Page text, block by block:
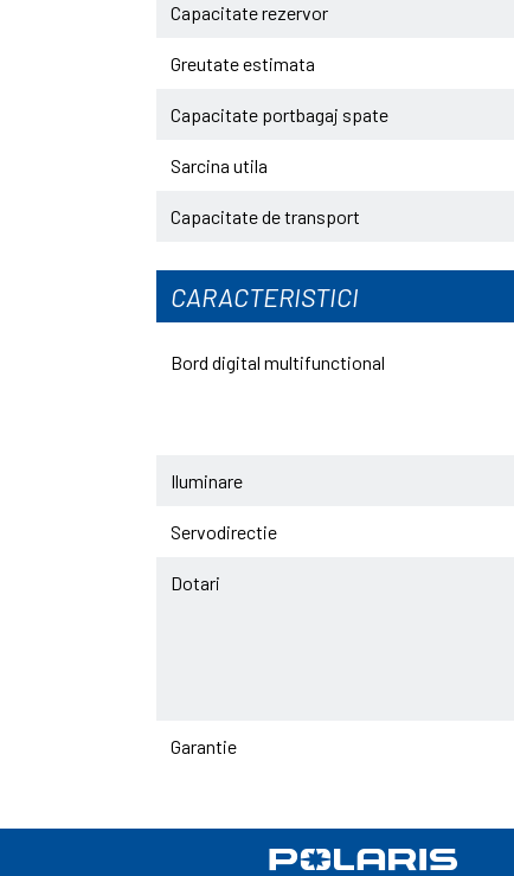
Capacitate rezervor
Greutate estimata
Capacitate portbagaj spate
Sarcina utila
Capacitate de transport
CARACTERISTICI
Bord digital multifunctional
Iluminare
Servodirectie
Dotari
Garantie